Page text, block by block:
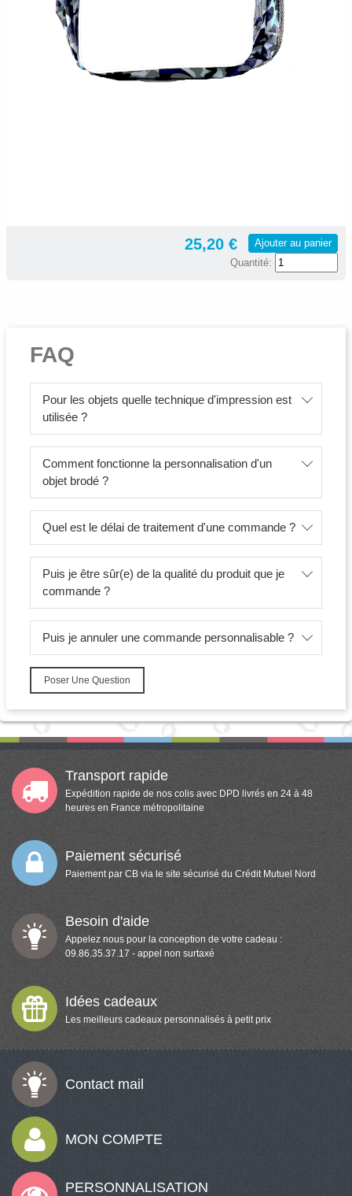
25,20 €
Ajouter au panier
Quantité:
FAQ
Pour les objets quelle technique d'impression est
utilisée ?
Comment fonctionne la personnalisation d'un
objet brodé ?
Quel est le délai de traitement d'une commande ?
Puis je être sûr(e) de la qualité du produit que je
commande ?
Puis je annuler une commande personnalisable ?
Poser Une Question
Transport rapide
Expédition rapide de nos colis avec DPD livrés en 24 à 48
heures en France métropolitaine
Paiement sécurisé
Paiement par CB via le site sécurisé du Crédit Mutuel Nord
Besoin d'aide
Appelez nous pour la conception de votre cadeau :
09.86.35.37.17 - appel non surtaxé
Idées cadeaux
Les meilleurs cadeaux personnalisés à petit prix
Contact mail
MON COMPTE
PERSONNALISATION